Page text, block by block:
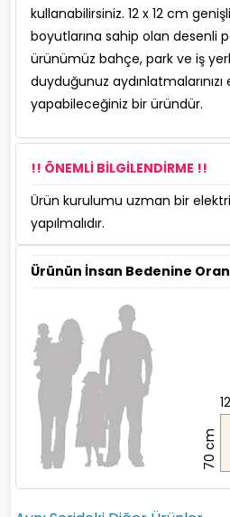
kullanabilirsiniz. 12 x 12 cm
boyutlarına sahip olan desenli
ürünümüz bahçe, park ve iş
duyduğunuz
yapabileceğiniz bir üründür.
!! ÖNEMLİ BİLGİLENDİRME !!
Ürün kurulumu uzman bir
yapılmalıdır.
Ürünün İnsan Bedenine
70 cm